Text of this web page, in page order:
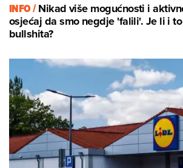
INFO /Nikad više mogućnosti i
osjećaj da smo negdje 'falili'. Je li i
bullshita?